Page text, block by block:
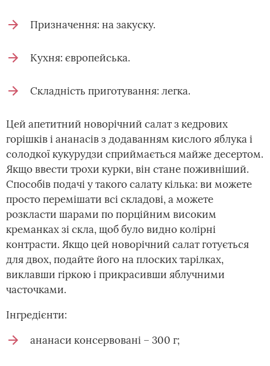
Призначення: на закуску.
Кухня: європейська.
Складність приготування: легка.
Цей апетитний новорічний салат з кедрових
горішків і ананасів з додаванням кислого яблука і
солодкої кукурудзи сприймається майже десертом.
Якщо ввести трохи курки, він стане поживніший.
Способів подачі у такого салату кілька: ви можете
просто перемішати всі складові, а можете
розкласти шарами по порційним високим
креманках зі скла, щоб було видно колірні
контрасти. Якщо цей новорічний салат готується
для двох, подайте його на плоских тарілках,
виклавши гіркою і прикрасивши яблучними
часточками.
Інгредієнти:
ананаси консервовані – 300 г;